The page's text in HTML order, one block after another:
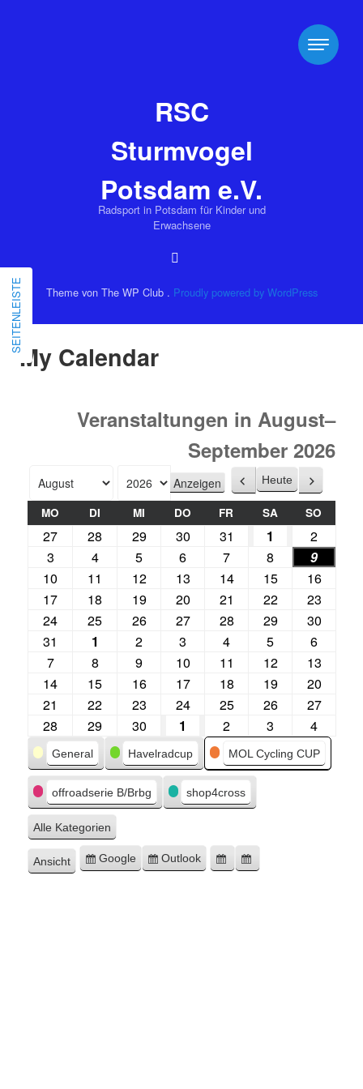
My Calendar
Veranstaltungen in August–
September 2026
Monat
Jahr Zurück
Heute Weiter
MO DI MI DO FR SA SO
27 28 29 30 31 1
2
3
4 5 6 7 8
9
10
11 12 13 14 15
16
17
18 19 20 21 22
23
24
25 26 27 28 29
30
31
1 2 3 4 5
6
7
8 9 10 11 12
13
14
15 16 17 18 19
20
21
22 23 24 25 26
27
28
29 30 1 2 3 4
Kategorien
General Havelradcup MOL Cycling CUP
offroadserie B/Brbg shop4cross
Alle Kategorien
Ansicht ausdrucken
Eintragen
Google
Eintragen
Outlook
Google-
SEITENLEISTE
RSC
Sturmvogel
Potsdam e.V.
Radsport in Potsdam für Kinder und
Erwachsene
Theme von The WP Club . Proudly powered by WordPress